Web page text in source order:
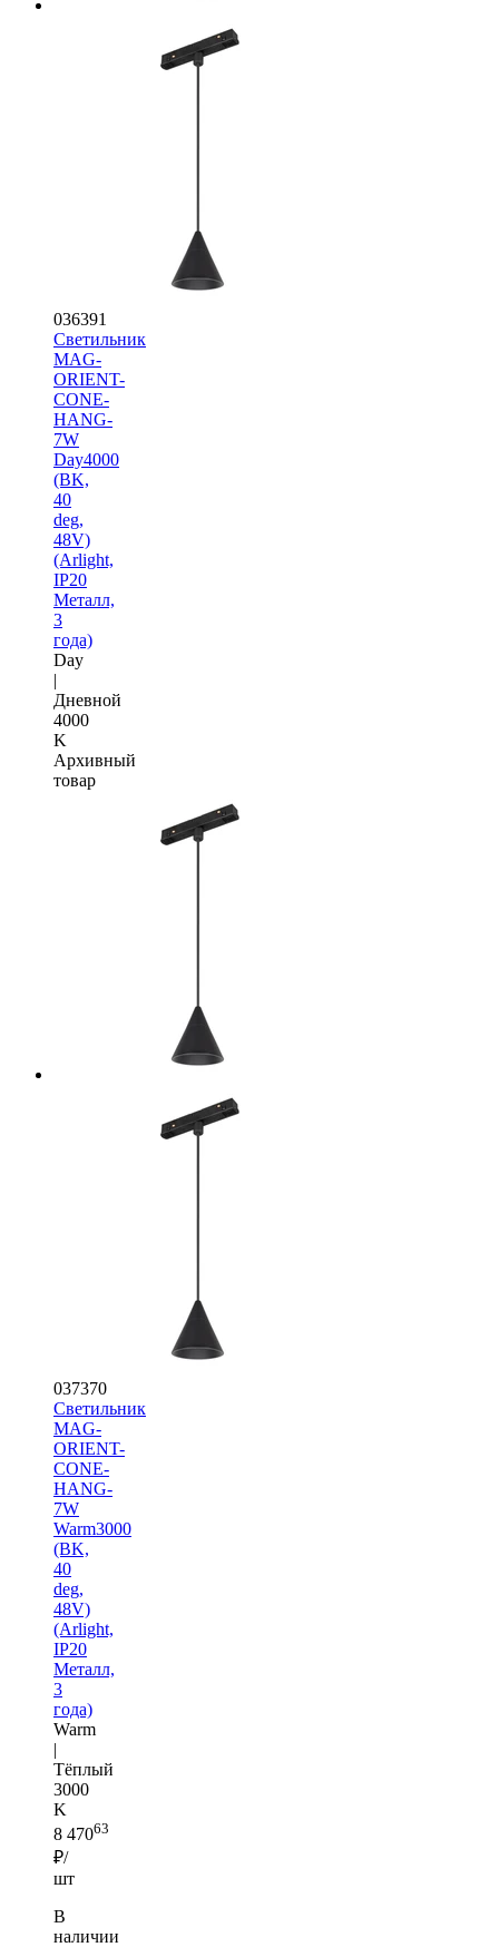
036391
Светильник
MAG-
ORIENT-
CONE-
HANG-
7W
Day4000
(BK,
40
deg,
48V)
(Arlight,
IP20
Металл,
3
года)
Day
|
Дневной
4000
K
Архивный
товар
037370
Светильник
MAG-
ORIENT-
CONE-
HANG-
7W
Warm3000
(BK,
40
deg,
48V)
(Arlight,
IP20
Металл,
3
года)
Warm
|
Тёплый
3000
K
8 47063
₽/
шт
В
наличии